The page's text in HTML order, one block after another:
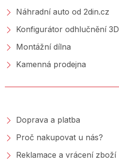
Náhradní auto od 2din.cz
Konfigurátor odhlučnění 3D
Montážní dílna
Kamenná prodejna
Doprava a platba
Proč nakupovat u nás?
Reklamace a vrácení zboží